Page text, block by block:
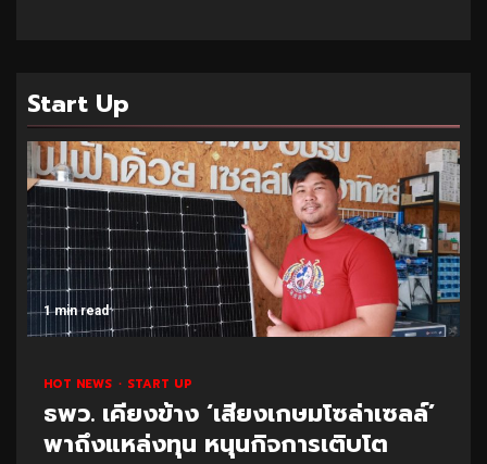
Start Up
1 min read
HOT NEWS START UP
ธพว. เคียงข้าง ‘เสียงเกษมโซล่าเซลล์’
พาถึงแหล่งทุน หนุนกิจการเติบโต